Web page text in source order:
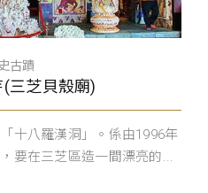
古蹟
三芝貝殼廟)
十八羅漢洞」。係由1996年
要在三芝區造一間漂亮的...